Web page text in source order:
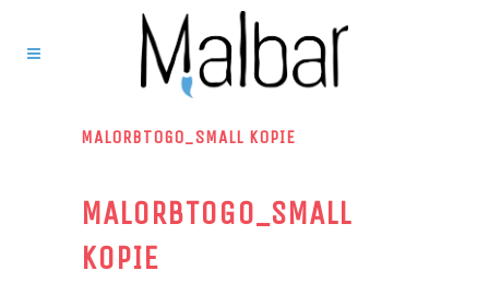
MALORBTOGO_SMALL KOPIE
MALORBTOGO_SMALL
KOPIE